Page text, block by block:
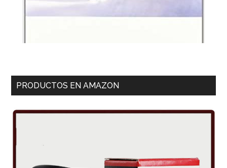
PRODUCTOS EN AMAZON